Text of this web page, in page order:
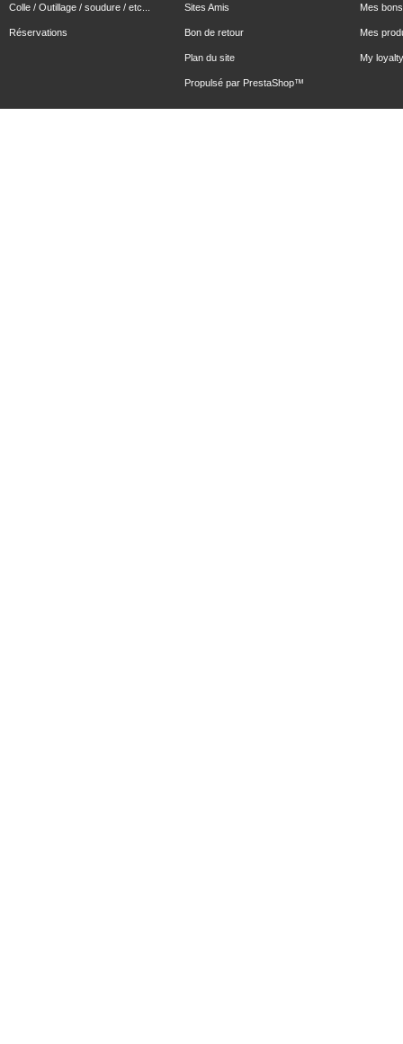
Colle / Outillage / soudure / etc...
Réservations
Sites Amis
Bon de retour
Plan du site
Propulsé par PrestaShop™
Mes
Mes
My